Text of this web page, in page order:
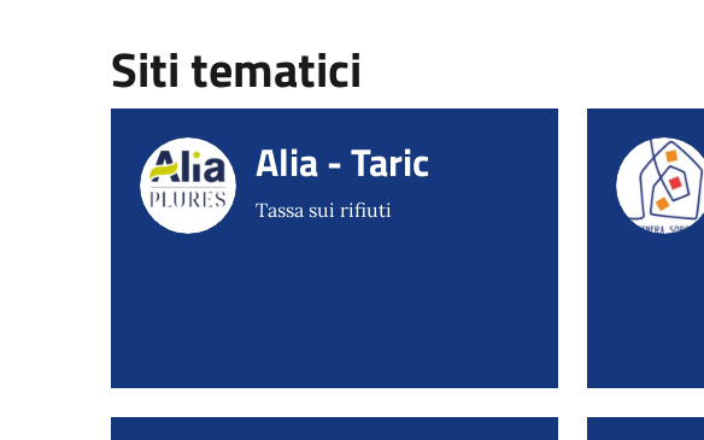
Siti tematici
Alia - Taric
Tassa sui rifiuti